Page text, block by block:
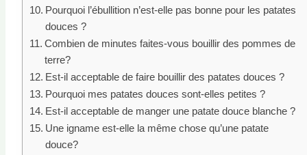
Pourquoi l’ébullition n’est-elle pas bonne pour les patates
douces ?
Combien de minutes faites-vous bouillir des pommes de
terre?
Est-il acceptable de faire bouillir des patates douces ?
Pourquoi mes patates douces sont-elles petites ?
Est-il acceptable de manger une patate douce blanche ?
Une igname est-elle la même chose qu’une patate
douce?